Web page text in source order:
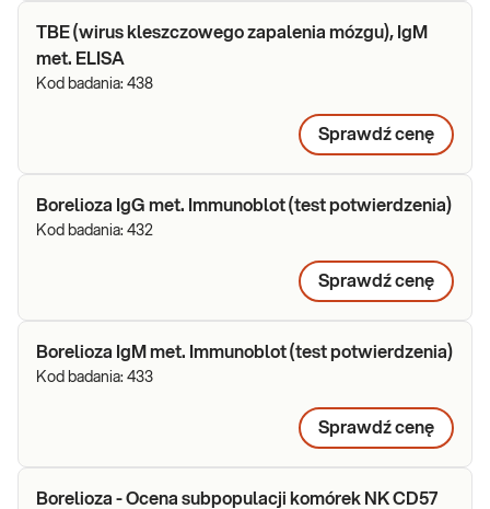
TBE (wirus kleszczowego zapalenia mózgu), IgM
met. ELISA
Kod badania: 438
Sprawdź cenę
Borelioza IgG met. Immunoblot (test potwierdzenia)
Kod badania: 432
Sprawdź cenę
Borelioza IgM met. Immunoblot (test potwierdzenia)
Kod badania: 433
Sprawdź cenę
Borelioza - Ocena subpopulacji komórek NK CD57